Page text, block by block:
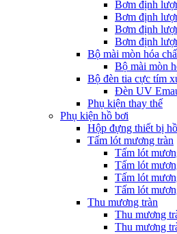
Bơm định
Bơm định
Bơm định
Bơm định
Bộ mài mòn hóa
Bộ mài mòn
Bộ đèn tia cực tím
Đèn UV
Phụ kiện thay thế
Phụ kiện hồ bơi
Hộp đựng thiết bị
Tấm lót mương tràn
Tấm lót
Tấm lót
Tấm lót
Tấm lót
Thu mương tràn
Thu mương
Thu mương